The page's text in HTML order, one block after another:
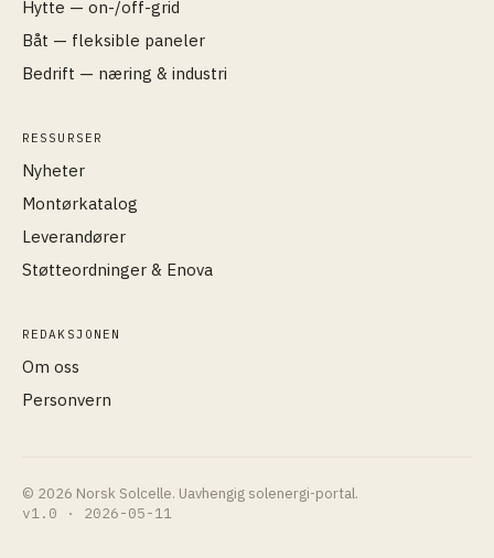
Hytte — on-/off-grid
Båt — fleksible paneler
Bedrift — næring & industri
RESSURSER
Nyheter
Montørkatalog
Leverandører
Støtteordninger & Enova
REDAKSJONEN
Om oss
Personvern
© 2026 Norsk Solcelle. Uavhengig solenergi-portal.
v1.0 · 2026-05-11